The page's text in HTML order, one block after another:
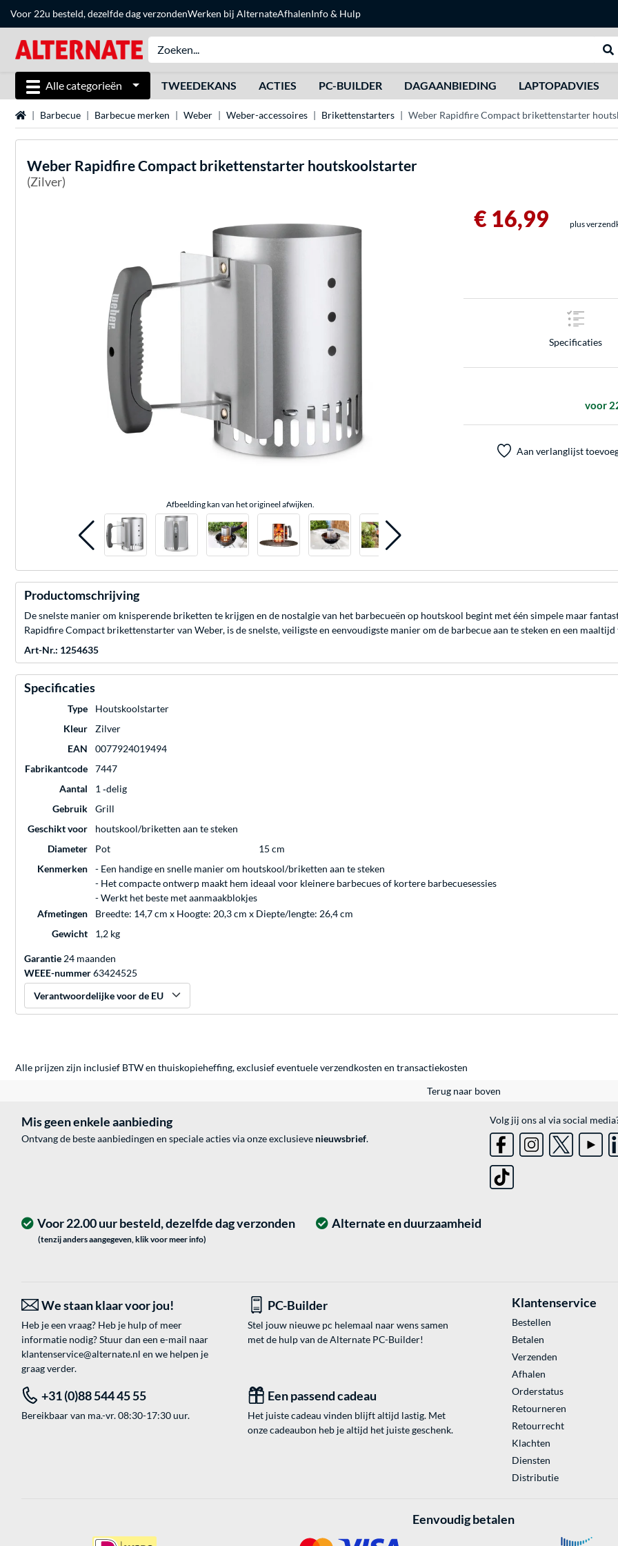
Voor 22u besteld, dezelfde dag verzondenWerken bij AlternateAfhalenInfo & Hulp
Alle categorieën TWEEDEKANS ACTIES PC-BUILDER DAGAANBIEDING LAPTOPADVIES
Home Barbecue Barbecue merken Weber Weber-accessoires Brikettenstarters Weber Rapidfire Compact brikettenstarter
Weber Rapidfire Compact brikettenstarter houtskoolstarter
(Zilver)
Afbeelding kan van het origineel afwijken.
€ 16,99 plus
Specificaties
voor
Aan verlanglijst
Productomschrijving
De snelste manier om knisperende briketten te krijgen en de nostalgie van het barbecueën op houtskool begint met één simpele maar
Rapidfire Compact brikettenstarter van Weber, is de snelste, veiligste en eenvoudigste manier om de barbecue aan te steken en een
Art-Nr.: 1254635
Specificaties
Type
Houtskoolstarter
Kleur
Zilver
EAN
0077924019494
Fabrikantcode
7447
Aantal
1 ‐delig
Gebruik
Grill
Geschikt voor
houtskool/briketten aan te steken
Diameter
Pot
15 cm
Kenmerken
- Een handige en snelle manier om houtskool/briketten aan te steken
- Het compacte ontwerp maakt hem ideaal voor kleinere barbecues of kortere barbecuesessies
- Werkt het beste met aanmaakblokjes
Afmetingen
Breedte: 14,7 cm x Hoogte: 20,3 cm x Diepte/lengte: 26,4 cm
Gewicht
1,2 kg
Garantie 24 maanden
WEEE-nummer63424525
Verantwoordelijke voor de EU
Alle prijzen zijn inclusief BTW en thuiskopieheffing, exclusief eventueleverzendkosten en transactiekosten
Terug naar boven
Mis geen enkele aanbieding
Ontvang de beste aanbiedingen en speciale acties via onze exclusieve nieuwsbrief.
Volg jij ons al via social
Alternate en duurzaamheid
Voor 22.00 uur besteld, dezelfde dag verzonden
(tenzij anders aangegeven, klik voor meer info)
We staan klaar voor jou!
Heb je een vraag? Heb je hulp of meer
informatie nodig? Stuur dan een e-mail naar
klantenservice@alternate.nl en we helpen je
graag verder.
PC-Builder
Stel jouw nieuwe pc helemaal naar wens samen
met de hulp van de Alternate PC-Builder!
+31 (0)88 544 45 55
Bereikbaar van ma.-vr. 08:30-17:30 uur.
Een passend cadeau
Het juiste cadeau vinden blijft altijd lastig. Met
onze cadeaubon heb je altijd het juiste geschenk.
Klantenservice
Bestellen
Betalen
Verzenden
Afhalen
Orderstatus
Retourneren
Retourrecht
Klachten
Diensten
Distributie
Eenvoudig betalen